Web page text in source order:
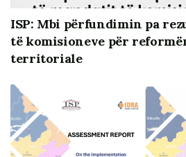
Qeveria planifikoi në
gjithë vitit 2024 aktivitete,
të tjerë të ndikimit elektoral,
periudhës kufizuese pas 11
ligjërisht lejohet, praktika të
standardeve etike, të
garës.
ISP: Mbi përfundimin pa
të komisioneve për
territoriale